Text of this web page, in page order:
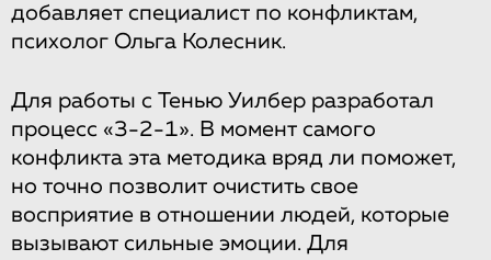
добавляет специалист по конфликтам,
психолог Ольга Колесник.
Для работы с Тенью Уилбер разработал
процесс «3-2-1». В момент самого
конфликта эта методика вряд ли поможет,
но точно позволит очистить свое
восприятие в отношении людей, которые
вызывают сильные эмоции. Для